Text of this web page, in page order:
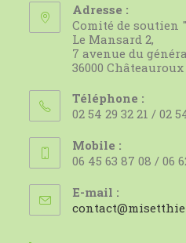
Adresse :
Comité de soutien
Le Mansard 2,
7 avenue du
36000 Châteauroux
Téléphone :
02 54 29 32 21 / 02
Mobile :
06 45 63 87 08 / 06
E-mail :